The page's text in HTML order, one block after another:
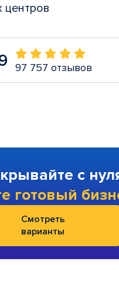
центров
97 757 отзывов
с
готовый
Смотреть
варианты